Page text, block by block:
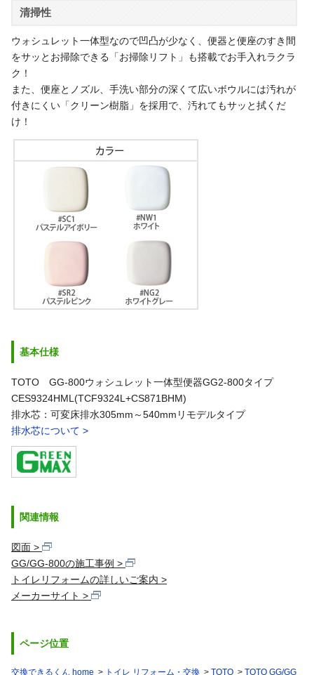
清掃性
ウォシュレット一体型なので凹凸が少なく、便器と便座のすき間
をサッとお掃除できる「お掃除リフト」も搭載でお手入れラクラ
ク！
また、便座とノズル、手洗い部分の深くて広いボウルには汚れが
付きにくい「クリーン樹脂」を採用で、汚れてもサッと拭くだ
け！
基本仕様
TOTO GG-800ウォシュレット一体型便器GG2-800タイプ
CES9324HML(TCF9324L+CS871BHM)
排水芯：可変床排水305mm～540mmリモデルタイプ
排水芯について >
関連情報
図面
GG/GG-800の施工事例
トイレリフォームの詳しいご案内
メーカーサイト
ページ位置
交換できるくん home トイレ リフォーム・交換 TOTO TOTO GG/GG